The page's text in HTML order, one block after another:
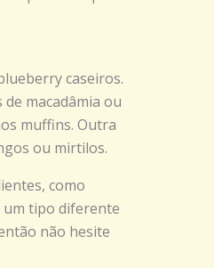
caseiros.
macadâmia ou
muffins. Outra
ou mirtilos.
como
um tipo diferente
não hesite